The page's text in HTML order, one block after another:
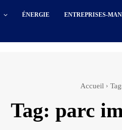
ÉNERGIE ENTREPRISES-
Accueil
Tag: parc